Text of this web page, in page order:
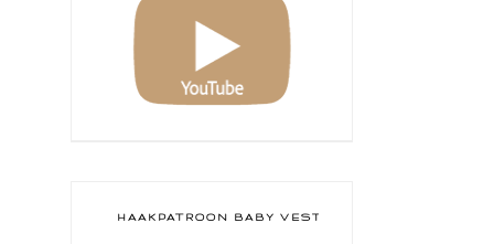
HAAKPATROON BABY VESTJE